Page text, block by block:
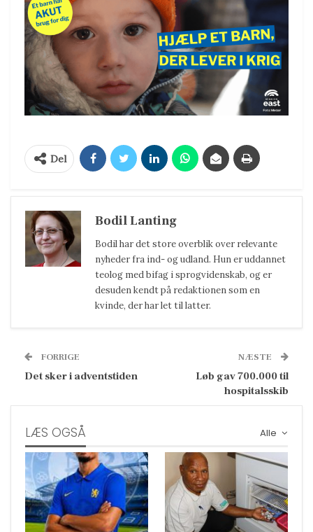
Del
Bodil Lanting
Bodil har det store overblik over relevante
nyheder fra ind- og udland. Hun er uddannet
teolog med bifag i sprogvidenskab, og er
desuden kendt på redaktionen som en
kvinde, der har let til latter.
FORRIGE
Det sker i adventstiden
NÆSTE
Løb gav 700.000 til
hospitalsskib
Alle
LÆS OGSÅ